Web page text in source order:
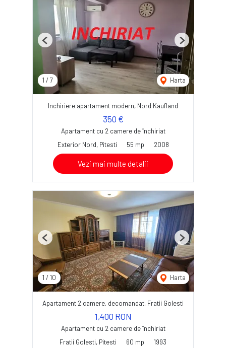
1 / 7 Harta
Previous Next
Inchiriere apartament modern, Nord Kaufland
350 €
Apartament cu 2 camere de închiriat
Exterior Nord, Pitesti
55 mp 2008
Vezi mai multe detalii
1 / 10 Harta
Previous Next
Apartament 2 camere, decomandat, Fratii Golesti
1,400 RON
Apartament cu 2 camere de închiriat
Fratii Golesti, Pitesti
60 mp 1993